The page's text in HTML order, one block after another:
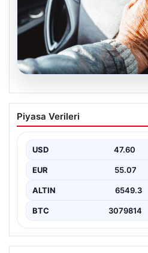
05.08.2026
Emekliye ÖTV’siz
yasa çıkacak mı?
Piyasa Verileri
USD 47.60
EUR 55.07
ALTIN 6549.3
BTC 3079814